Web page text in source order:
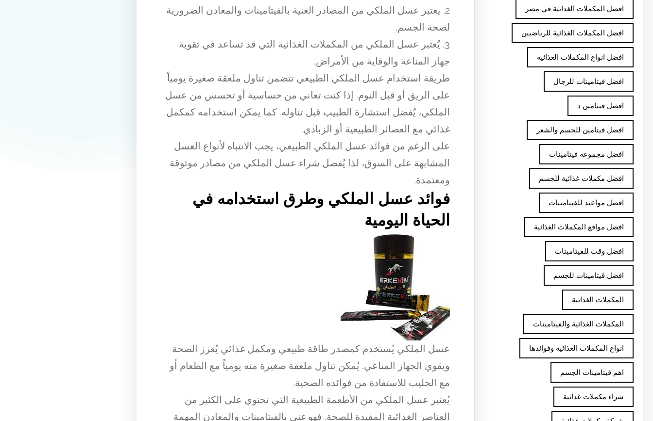
افضل المكملات الغذائية في مصر
افضل المكملات الغذائية للرياضيين
افضل انواع المكملات الغذائيه
افضل فيتامينات للرجال
افضل فيتامين د
افضل فيتامين للجسم والشعر
افضل مجموعة فيتامينات
افضل مكملات غذائية للجسم
افضل مواعيد للفيتامينات
افضل مواقع المكملات الغذائية
افضل وقت للفيتامينات
افضل ڤيتامينات للجسم
المكملات الغذائية
المكملات الغذائية والفيتامينات
انواع المكملات الغذائية وفوائدها
اهم فيتامينات الجسم
شراء مكملات غذائية
2. يعتبر عسل الملكي من المصادر الغنية بالفيتامينات والمعادن الضرورية
لصحة الجسم.
3. يُعتبر عسل الملكي من المكملات الغذائية التي قد تساعد في تقوية
جهاز المناعة والوقاية من الأمراض.
طريقة استخدام عسل الملكي الطبيعي تتضمن تناول ملعقة صغيرة يومياً
على الريق أو قبل النوم. إذا كنت تعاني من حساسية أو تحسس من عسل
الملكي، يُفضل استشارة الطبيب قبل تناوله. كما يمكن استخدامه كمكمل
غذائي مع العصائر الطبيعية أو الزبادي.
على الرغم من فوائد عسل الملكي الطبيعي، يجب الانتباه لأنواع العسل
المشابهة على السوق، لذا يُفضل شراء عسل الملكي من مصادر موثوقة
ومعتمدة.
فوائد عسل الملكي وطرق استخدامه في
الحياة اليومية
عسل الملكي يُستخدم كمصدر طاقة طبيعي ومكمل غذائي يُعزز الصحة
ويقوي الجهاز المناعي. يُمكن تناول ملعقة صغيرة منه يومياً مع الطعام أو
مع الحليب للاستفادة من فوائده الصحية.
يُعتبر عسل الملكي من الأطعمة الطبيعية التي تحتوي على الكثير من
العناصر الغذائية المفيدة للصحة. فهو غني بالفيتامينات والمعادن المهمة